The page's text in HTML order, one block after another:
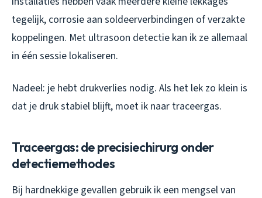
tegelijk, corrosie aan soldeerverbindingen of verzakte
koppelingen. Met ultrasoon detectie kan ik ze allemaal
in één sessie lokaliseren.
Nadeel: je hebt drukverlies nodig. Als het lek zo klein is
dat je druk stabiel blijft, moet ik naar traceergas.
Traceergas: de precisiechirurg onder
detectiemethodes
Bij hardnekkige gevallen gebruik ik een mengsel van